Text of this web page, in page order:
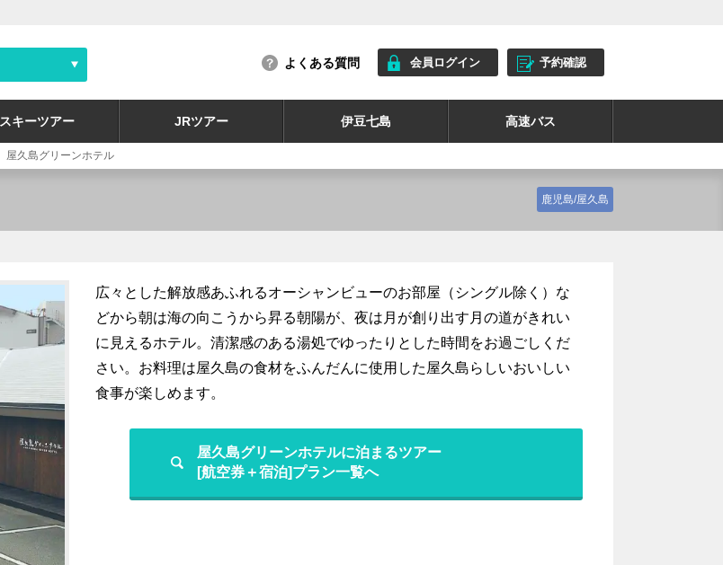
よくある質問 会員ログイン 予約確認
スキーツアー JRツアー 伊豆七島 高速バス
屋久島グリーンホテル
鹿児島/屋久島
広々とした解放感あふれるオーシャンビューのお部屋（シングル除く）な
どから朝は海の向こうから昇る朝陽が、夜は月が創り出す月の道がきれい
に見えるホテル。清潔感のある湯処でゆったりとした時間をお過ごしくだ
さい。お料理は屋久島の食材をふんだんに使用した屋久島らしいおいしい
食事が楽しめます。
屋久島グリーンホテルに泊まるツアー
[航空券＋宿泊]プラン一覧へ